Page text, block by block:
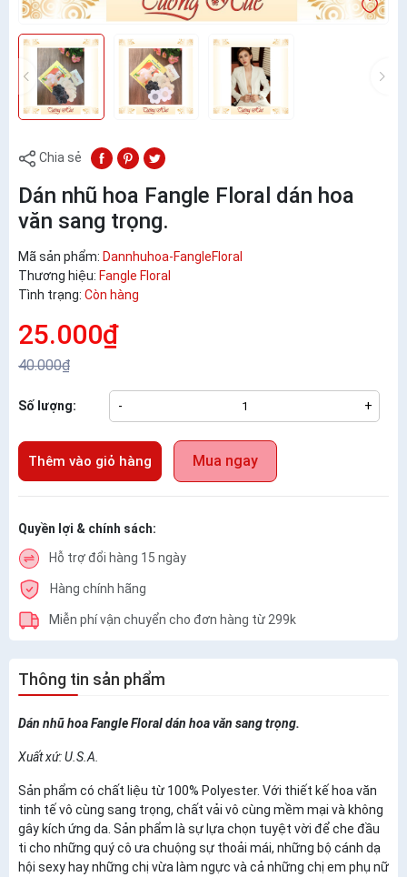
Chia sẻ
Dán nhũ hoa Fangle Floral dán hoa
văn sang trọng.
Mã sản phẩm: Dannhuhoa-FangleFloral
Thương hiệu: Fangle Floral
Tình trạng: Còn hàng
25.000₫
40.000₫
Số lượng: - +
Thêm vào giỏ hàng Mua ngay
Quyền lợi & chính sách:
Hỗ trợ đổi hàng 15 ngày
Hàng chính hãng
Miễn phí vận chuyển cho đơn hàng từ 299k
Thông tin sản phẩm
Dán nhũ hoa Fangle Floral dán hoa văn sang trọng.
Xuất xứ: U.S.A.
Sản phẩm có chất liệu từ 100% Polyester. Với thiết kế hoa văn
tinh tế vô cùng sang trọng, chất vải vô cùng mềm mại và không
gây kích ứng da. Sản phẩm là sự lựa chọn tuyệt vời để che đầu
ti cho những quý cô ưa chuộng sự thoải mái, những bộ cánh dạ
hội sexy hay những chị vừa làm ngực và cả những chị em phụ nữ